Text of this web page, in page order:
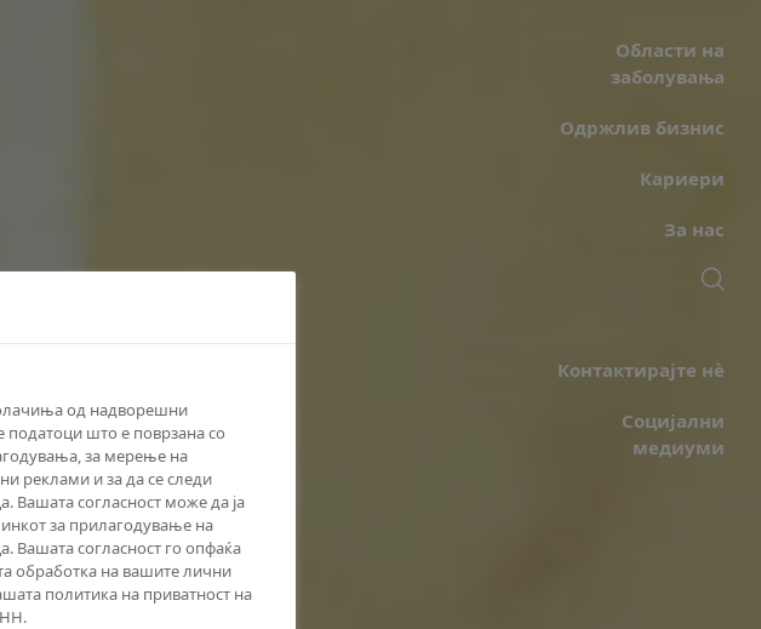
Области на
заболувања
Одржлив бизнис
Кариери
За нас
Контактирајте нè
Социјални
медиуми
од надворешни
податоци што е поврзана со
за мерење на
реклами и за да се следи
Вашата согласност може да ја
за прилагодување на
Вашата согласност го опфаќа
обработка на вашите лични
политика на приватност на